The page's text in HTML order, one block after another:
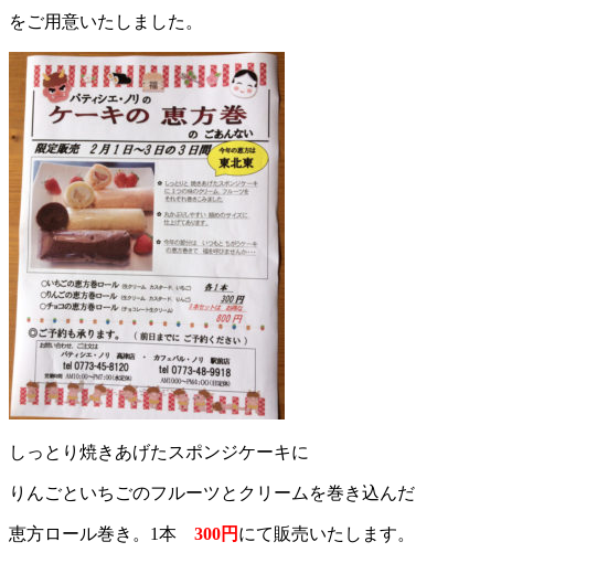
をご用意いたしました。
しっとり焼きあげたスポンジケーキに
りんごといちごのフルーツとクリームを巻き込んだ
恵方ロール巻き。1本 300円 にて販売いたします。